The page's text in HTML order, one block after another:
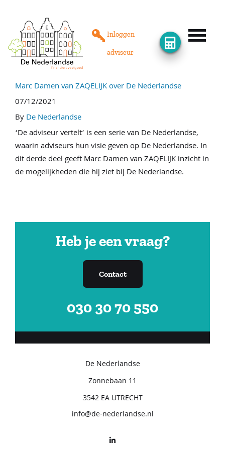
Inloggen
adviseur
Onze producten
Rente
Vind een adviseur
Taxateurs
Procedure
Inloggen Klant
Marc Damen van ZAQELIJK over De Nederlandse
07/12/2021
ByDe Nederlandse
‘De adviseur vertelt’ is een serie van De Nederlandse,
waarin adviseurs hun visie geven op De Nederlandse. In
dit derde deel geeft Marc Damen van ZAQELIJK inzicht in
de mogelijkheden die hij ziet bij De Nederlandse.
Heb je een vraag?
Contact
030 30 70 550
De Nederlandse
Zonnebaan 11
3542 EA UTRECHT
info@de-nederlandse.nl